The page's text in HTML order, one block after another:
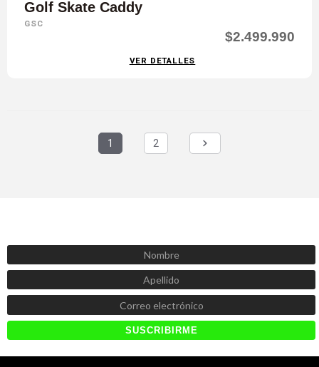
Golf Skate Caddy
GSC
$2.499.990
VER DETALLES
1 2